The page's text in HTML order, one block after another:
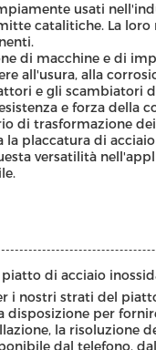
usati
catalitiche. La loro
di macchine e di
all'usura, alla
e gli
e forza della
di trasformazione
placcatura di
versatilità
di acciaio
i nostri strati del
per
la risoluzione
dal telefono,